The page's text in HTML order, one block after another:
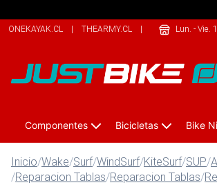
ONEKAYAK.CL | THEARMY.CL | 209SPORTS.CL
Lun. - Vie.
Componentes Bicicletas Bike
Inicio/Wake/Surf/WindSurf/KiteSurf/SUP/
/Reparacion Tablas/Reparacion Tablas/